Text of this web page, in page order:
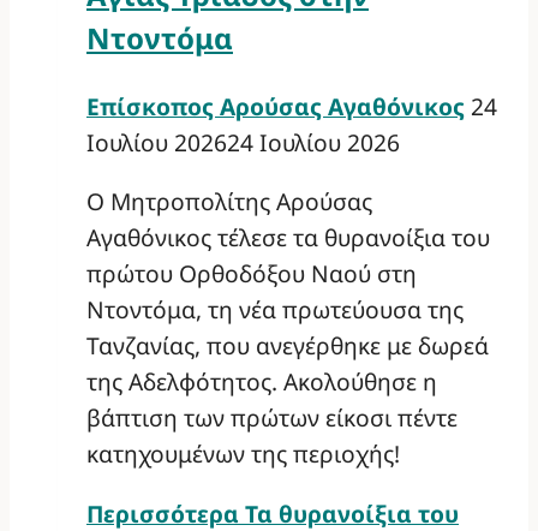
Ντοντόμα
Επίσκοπος Αρούσας Αγαθόνικος 24
Ιουλίου 202624 Ιουλίου 2026
Ο Μητροπολίτης Αρούσας
Αγαθόνικος τέλεσε τα θυρανοίξια του
πρώτου Ορθοδόξου Ναού στη
Ντοντόμα, τη νέα πρωτεύουσα της
Τανζανίας, που ανεγέρθηκε με δωρεά
της Αδελφότητος. Ακολούθησε η
βάπτιση των πρώτων είκοσι πέντε
κατηχουμένων της περιοχής!
Περισσότερα Τα θυρανοίξια του